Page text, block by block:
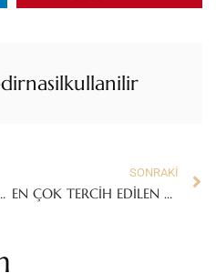
Çantası Modelleri
SONRAKI
EN ÇOK TERCİH EDİLEN DANA FÜME